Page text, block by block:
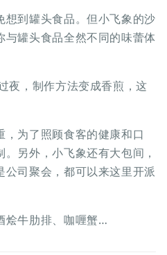
到罐头食品。但小飞象的沙
罐头食品全然不同的味蕾体
夜，制作方法变成香煎，这
为了照顾食客的健康和口
另外，小飞象还有大包间，
司聚会，都可以来这里开派
烩牛肋排、咖喱蟹…